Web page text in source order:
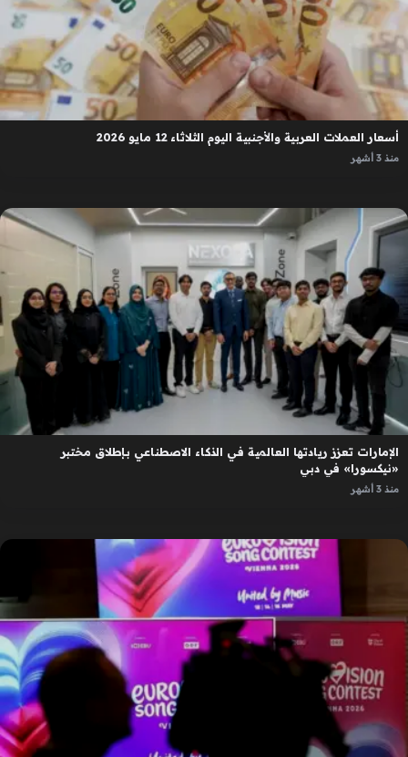
أسعار العملات العربية والأجنبية اليوم الثلاثاء 12 مايو 2026
منذ 3 أشهر
الإمارات تعزز ريادتها العالمية في الذكاء الاصطناعي بإطلاق مختبر
«نيكسورا» في دبي
منذ 3 أشهر